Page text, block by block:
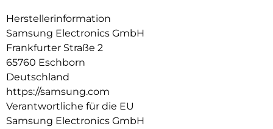
Herstellerinformation
Samsung Electronics GmbH
Frankfurter Straße 2
65760 Eschborn
Deutschland
https://samsung.com
Verantwortliche für die EU
Samsung Electronics GmbH